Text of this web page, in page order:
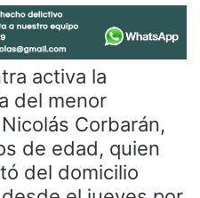
activa la
del menor
Corbarán,
de edad, quien
del domicilio